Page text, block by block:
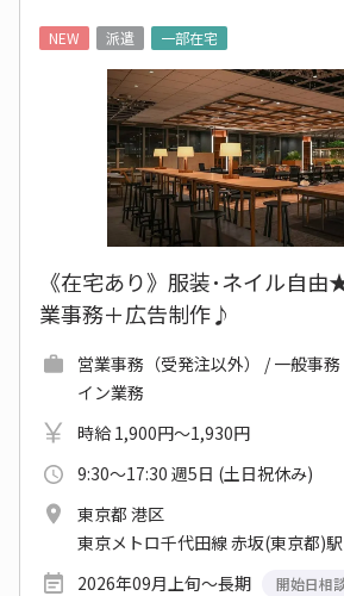
NEW
派遣 一部在宅
《在宅あり》服装･ネイル自
業事務＋広告制作♪
営業事務（受発注以外） / 一般事
イン業務
時給 1,900円～1,930円
9:30～17:30 週5日 (土日祝休み)
東京都 港区
東京メトロ千代田線 赤坂(東京都)
2026年09月上旬～長期
開始日相